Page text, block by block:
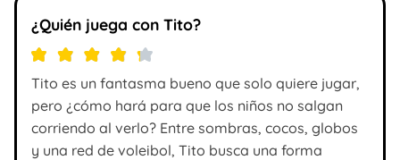
¿Quién juega con Tito?
Tito es un fantasma bueno que solo quiere jugar,
pero ¿cómo hará para que los niños no salgan
corriendo al verlo? Entre sombras, cocos, globos
y una red de voleibol, Tito busca una forma